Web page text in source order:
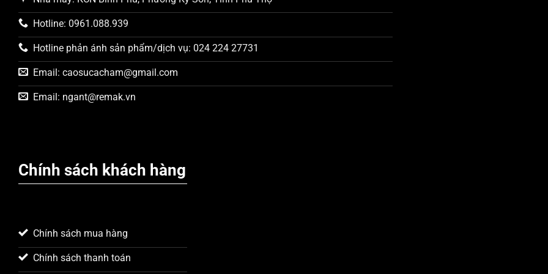
Hotline: 0961.088.939
Hotline phản ánh sản phẩm/dịch vụ: 024 224 27731
Email: caosucacham@gmail.com
Email: ngant@remak.vn
Chính sách khách hàng
Chính sách mua hàng
Chính sách thanh toán